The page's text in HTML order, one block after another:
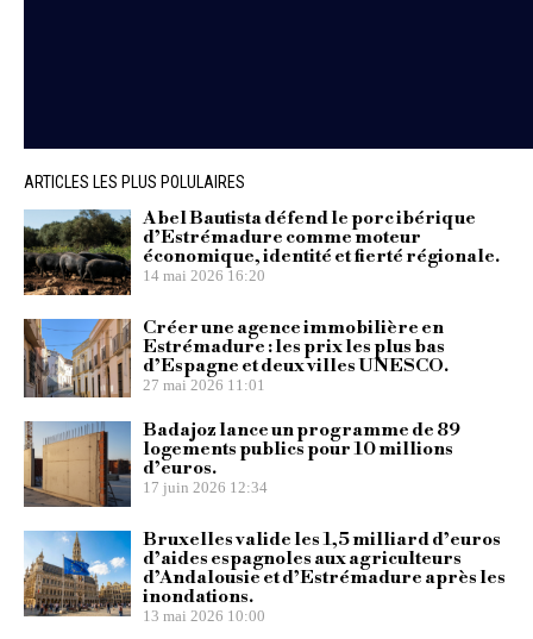
ARTICLES LES PLUS POLULAIRES
Abel Bautista défend le porc ibérique
d’Estrémadure comme moteur
économique, identité et fierté régionale.
14 mai 2026 16:20
Créer une agence immobilière en
Estrémadure : les prix les plus bas
d’Espagne et deux villes UNESCO.
27 mai 2026 11:01
Badajoz lance un programme de 89
logements publics pour 10 millions
d’euros.
17 juin 2026 12:34
Bruxelles valide les 1,5 milliard d’euros
d’aides espagnoles aux agriculteurs
d’Andalousie et d’Estrémadure après les
inondations.
13 mai 2026 10:00